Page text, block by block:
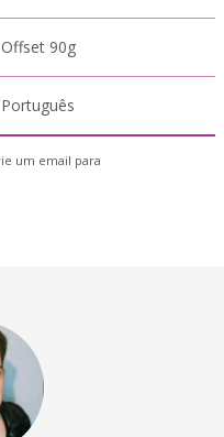
Offset 90g
Português
um email para